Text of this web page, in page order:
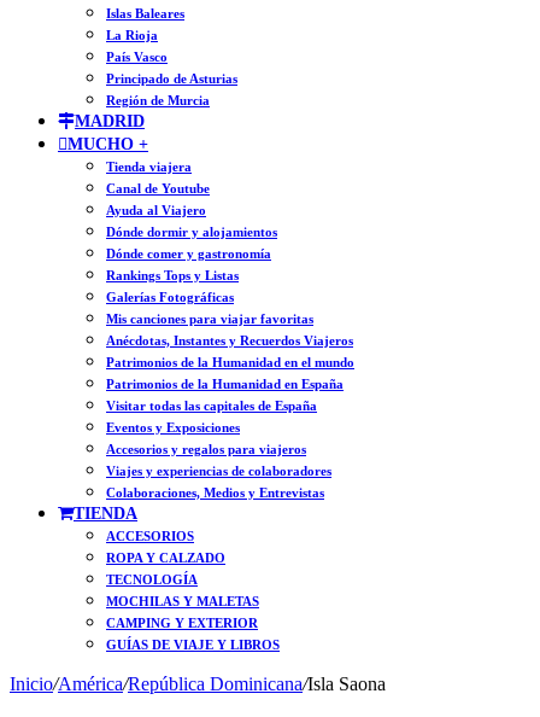
Islas Baleares
La Rioja
País Vasco
Principado de Asturias
Región de Murcia
MADRID
MUCHO +
Tienda viajera
Canal de Youtube
Ayuda al Viajero
Dónde dormir y alojamientos
Dónde comer y gastronomía
Rankings Tops y Listas
Galerías Fotográficas
Mis canciones para viajar favoritas
Anécdotas, Instantes y Recuerdos Viajeros
Patrimonios de la Humanidad en el mundo
Patrimonios de la Humanidad en España
Visitar todas las capitales de España
Eventos y Exposiciones
Accesorios y regalos para viajeros
Viajes y experiencias de colaboradores
Colaboraciones, Medios y Entrevistas
TIENDA
ACCESORIOS
ROPA Y CALZADO
TECNOLOGÍA
MOCHILAS Y MALETAS
CAMPING Y EXTERIOR
GUÍAS DE VIAJE Y LIBROS
Inicio/América/República Dominicana/Isla Saona